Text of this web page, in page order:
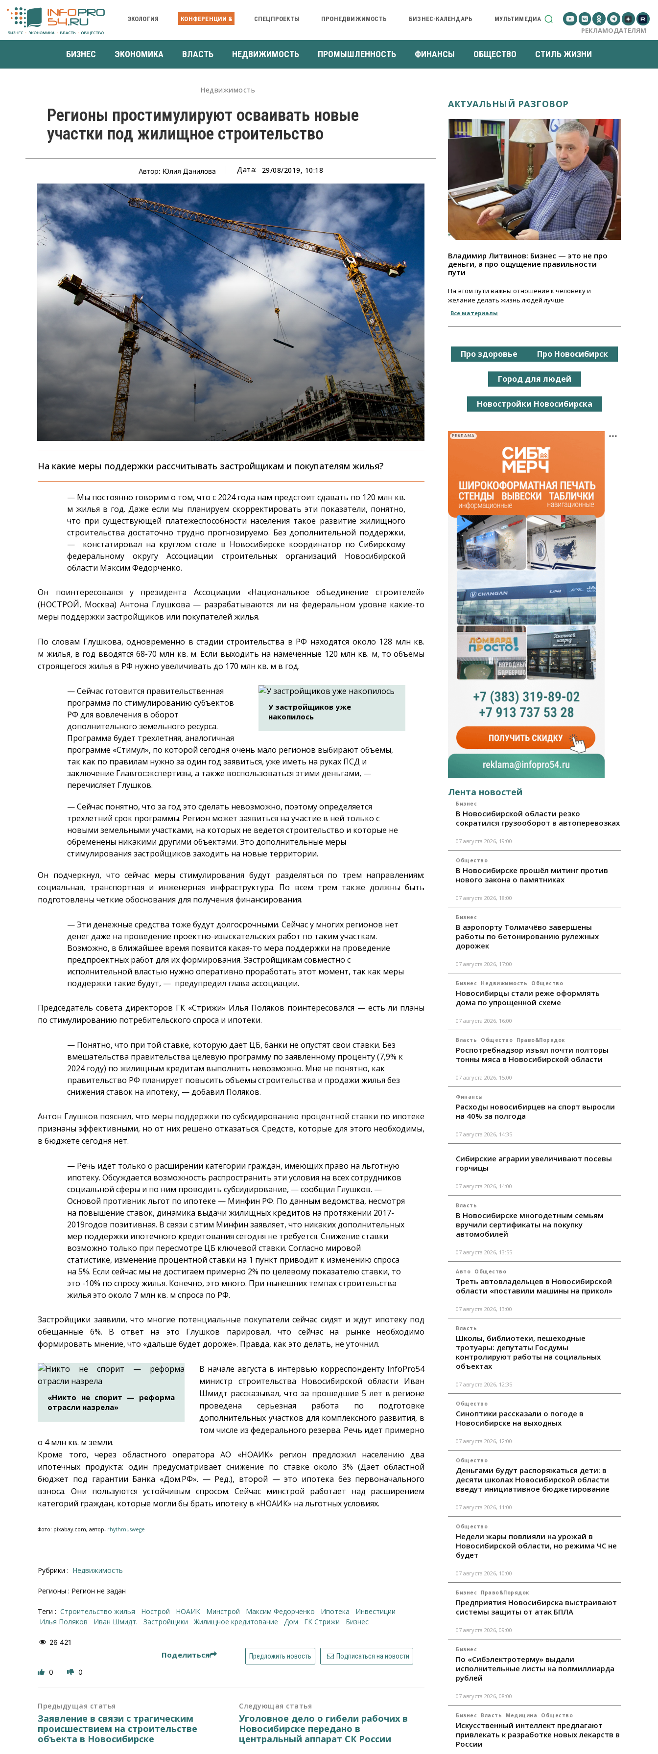
ЭКОЛОГИЯ КОНФЕРЕНЦИИ & СПЕЦПРОЕКТЫ ПРОНЕДВИЖИМОСТЬ БИЗНЕС-КАЛЕНДАРЬ МУЛЬТИМЕДИА
РЕКЛАМОДАТЕЛЯМ
БИЗНЕС ЭКОНОМИКА ВЛАСТЬ НЕДВИЖИМОСТЬ ПРОМЫШЛЕННОСТЬ ФИНАНСЫ ОБЩЕСТВО СТИЛЬ ЖИЗНИ
Недвижимость
Регионы простимулируют осваивать новые
участки под жилищное строительство
Автор: Юлия Данилова Дата: 29/08/2019, 10:18
На какие меры поддержки рассчитывать застройщикам и покупателям жилья?
— Мы постоянно говорим о том, что с 2024 года нам предстоит сдавать по 120 млн кв.
м жилья в год. Даже если мы планируем скорректировать эти показатели, понятно,
что при существующей платежеспособности населения такое развитие жилищного
строительства достаточно трудно прогнозируемо. Без дополнительной поддержки,
— констатировал на круглом столе в Новосибирске координатор по Сибирскому
федеральному округу Ассоциации строительных организаций Новосибирской
области Максим Федорченко.
Он поинтересовался у президента Ассоциации «Национальное объединение строителей»
(НОСТРОЙ, Москва) Антона Глушкова — разрабатываются ли на федеральном уровне какие-то
меры поддержки застройщиков или покупателей жилья.
По словам Глушкова, одновременно в стадии строительства в РФ находятся около 128 млн кв.
м жилья, в год вводятся 68-70 млн кв. м. Если выходить на намеченные 120 млн кв. м, то объемы
строящегося жилья в РФ нужно увеличивать до 170 млн кв. м в год.
У застройщиков уже
накопилось
— Сейчас готовится правительственная
программа по стимулированию субъектов
РФ для вовлечения в оборот
дополнительного земельного ресурса.
Программа будет трехлетняя, аналогичная
программе «Стимул», по которой сегодня очень мало регионов выбирают объемы,
так как по правилам нужно за один год заявиться, уже иметь на руках ПСД и
заключение Главгосэкспертизы, а также воспользоваться этими деньгами, —
перечисляет Глушков.
— Сейчас понятно, что за год это сделать невозможно, поэтому определяется
трехлетний срок программы. Регион может заявиться на участие в ней только с
новыми земельными участками, на которых не ведется строительство и которые не
обременены никакими другими объектами. Это дополнительные меры
стимулирования застройщиков заходить на новые территории.
Он подчеркнул, что сейчас меры стимулирования будут разделяться по трем направлениям:
социальная, транспортная и инженерная инфраструктура. По всем трем также должны быть
подготовлены четкие обоснования для получения финансирования.
— Эти денежные средства тоже будут долгосрочными. Сейчас у многих регионов нет
денег даже на проведение проектно-изыскательских работ по таким участкам.
Возможно, в ближайшее время появится какая-то мера поддержки на проведение
предпроектных работ для их формирования. Застройщикам совместно с
исполнительной властью нужно оперативно проработать этот момент, так как меры
поддержки такие будут, — предупредил глава ассоциации.
Председатель совета директоров ГК «Стрижи» Илья Поляков поинтересовался — есть ли планы
по стимулированию потребительского спроса и ипотеки.
— Понятно, что при той ставке, которую дает ЦБ, банки не опустят свои ставки. Без
вмешательства правительства целевую программу по заявленному проценту (7,9% к
2024 году) по жилищным кредитам выполнить невозможно. Мне не понятно, как
правительство РФ планирует повысить объемы строительства и продажи жилья без
снижения ставок на ипотеку, — добавил Поляков.
Антон Глушков пояснил, что меры поддержки по субсидированию процентной ставки по ипотеке
признаны эффективными, но от них решено отказаться. Средств, которые для этого необходимы,
в бюджете сегодня нет.
— Речь идет только о расширении категории граждан, имеющих право на льготную
ипотеку. Обсуждается возможность распространить эти условия на всех сотрудников
социальной сферы и по ним проводить субсидирование, — сообщил Глушков. —
Основой противник льгот по ипотеке — Минфин РФ. По данным ведомства, несмотря
на повышение ставок, динамика выдачи жилищных кредитов на протяжении 2017-
2019годов позитивная. В связи с этим Минфин заявляет, что никаких дополнительных
мер поддержки ипотечного кредитования сегодня не требуется. Снижение ставки
возможно только при пересмотре ЦБ ключевой ставки. Согласно мировой
статистике, изменение процентной ставки на 1 пункт приводит к изменению спроса
на 5%. Если сейчас мы не достигаем примерно 2% по целевому показателю ставки, то
это -10% по спросу жилья. Конечно, это много. При нынешних темпах строительства
жилья это около 7 млн кв. м спроса по РФ.
Застройщики заявили, что многие потенциальные покупатели сейчас сидят и ждут ипотеку под
обещанные 6%. В ответ на это Глушков парировал, что сейчас на рынке необходимо
формировать мнение, что «дальше будет дороже». Правда, как это делать, не уточнил.
«Никто не спорит — реформа
отрасли назрела»
В начале августа в интервью корреспонденту InfoPro54
министр строительства Новосибирской области Иван
Шмидт рассказывал, что за прошедшие 5 лет в регионе
проведена серьезная работа по подготовке
дополнительных участков для комплексного развития, в
том числе из федерального резерва. Речь идет примерно
о 4 млн кв. м земли.
Кроме того, через областного оператора АО «НОАИК» регион предложил населению два
ипотечных продукта: один предусматривает снижение по ставке около 3% (Дает областной
бюджет под гарантии Банка «Дом.РФ». — Ред.), второй — это ипотека без первоначального
взноса. Они пользуются устойчивым спросом. Сейчас минстрой работает над расширением
категорий граждан, которые могли бы брать ипотеку в «НОАИК» на льготных условиях.
Фото: pixabay.com, автор- rhythmuswege
Рубрики : Недвижимость
Регионы : Регион не задан
Теги : строительство жилья Нострой НОАИК минстрой Максим Федорченко ипотека
инвестиции
Илья Поляков
Иван Шмидт. Застройщики жилищное кредитование Дом ГК Стрижи бизнес
26 421
Поделиться Предложить новость Подписаться на новости
0 0
Предыдущая статья
Заявление в связи с трагическим
происшествием на строительстве
объекта в Новосибирске
Следующая статья
Уголовное дело о гибели рабочих в
Новосибирске передано в
центральный аппарат СК России
АКТУАЛЬНЫЙ РАЗГОВОР
Владимир Литвинов: Бизнес — это не про
деньги, а про ощущение правильности
пути
На этом пути важны отношение к человеку и
желание делать жизнь людей лучше
Все материалы
Про здоровье Про Новосибирск
Город для людей
Новостройки Новосибирска
РЕКЛАМА
Лента новостей
Бизнес
В Новосибирской области резко
сократился грузооборот в автоперевозках
07 августа 2026, 19:00
Общество
В Новосибирске прошёл митинг против
нового закона о памятниках
07 августа 2026, 18:00
Бизнес
В аэропорту Толмачёво завершены
работы по бетонированию рулежных
дорожек
07 августа 2026, 17:00
Бизнес Недвижимость Общество
Новосибирцы стали реже оформлять
дома по упрощенной схеме
07 августа 2026, 16:00
Власть Общество Право&Порядок
Роспотребнадзор изъял почти полторы
тонны мяса в Новосибирской области
07 августа 2026, 15:00
Финансы
Расходы новосибирцев на спорт выросли
на 40% за полгода
07 августа 2026, 14:35
Сибирские аграрии увеличивают посевы
горчицы
07 августа 2026, 14:00
Власть
В Новосибирске многодетным семьям
вручили сертификаты на покупку
автомобилей
07 августа 2026, 13:55
Авто Общество
Треть автовладельцев в Новосибирской
области «поставили машины на прикол»
07 августа 2026, 13:00
Власть
Школы, библиотеки, пешеходные
тротуары: депутаты Госдумы
контролируют работы на социальных
объектах
07 августа 2026, 12:35
Общество
Синоптики рассказали о погоде в
Новосибирске на выходных
07 августа 2026, 12:00
Общество
Деньгами будут распоряжаться дети: в
десяти школах Новосибирской области
введут инициативное бюджетирование
07 августа 2026, 11:00
Общество
Недели жары повлияли на урожай в
Новосибирской области, но режима ЧС не
будет
07 августа 2026, 10:00
Бизнес Право&Порядок
Предприятия Новосибирска выстраивают
системы защиты от атак БПЛА
07 августа 2026, 09:00
Бизнес
По «Сибэлектротерму» выдали
исполнительные листы на полмиллиарда
рублей
07 августа 2026, 08:00
Бизнес Власть Медицина Общество
Искусственный интеллект предлагают
привлекать к разработке новых лекарств в
России